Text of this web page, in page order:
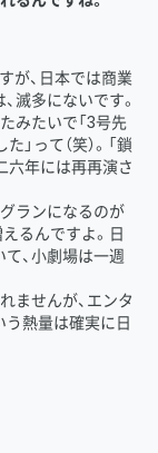
が、日本では商業
滅多にないです。
みたいで「3号先
って（笑）。「鎖
六年には再再演さ
ランになるのが
るんですよ。日
、小劇場は一週
ませんが、エンタ
熱量は確実に日